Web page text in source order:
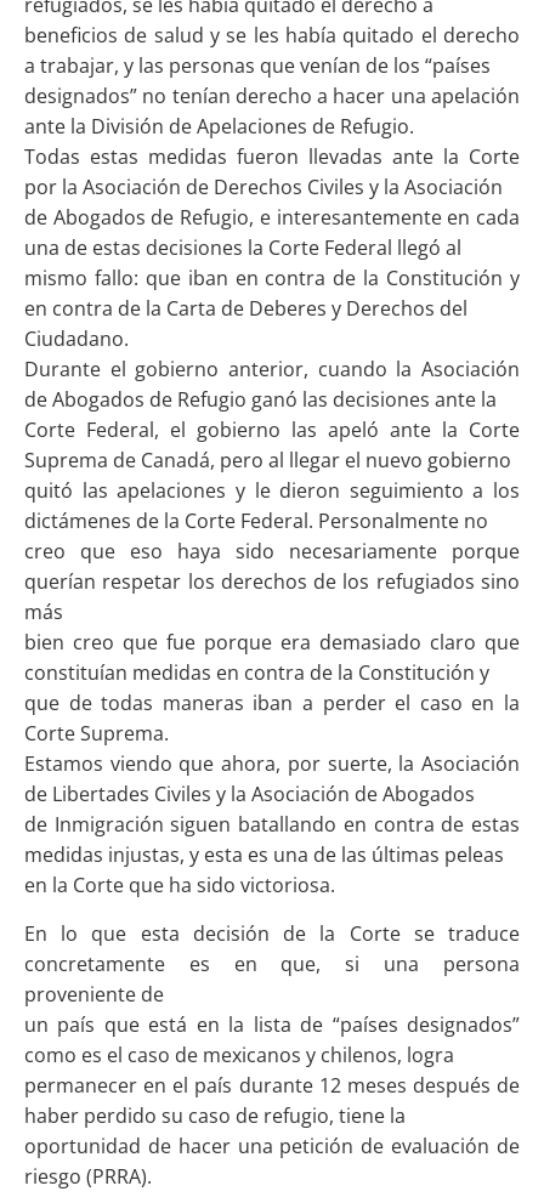
beneficios de salud y se les había quitado el derecho
a trabajar, y las personas que venían de los “países
designados” no tenían derecho a hacer una apelación
ante la División de Apelaciones de Refugio.
Todas estas medidas fueron llevadas ante la Corte
por la Asociación de Derechos Civiles y la Asociación
de Abogados de Refugio, e interesantemente en cada
una de estas decisiones la Corte Federal llegó al
mismo fallo: que iban en contra de la Constitución y
en contra de la Carta de Deberes y Derechos del
Ciudadano.
Durante el gobierno anterior, cuando la Asociación
de Abogados de Refugio ganó las decisiones ante la
Corte Federal, el gobierno las apeló ante la Corte
Suprema de Canadá, pero al llegar el nuevo gobierno
quitó las apelaciones y le dieron seguimiento a los
dictámenes de la Corte Federal. Personalmente no
creo que eso haya sido necesariamente porque
querían respetar los derechos de los refugiados sino
más
bien creo que fue porque era demasiado claro que
constituían medidas en contra de la Constitución y
que de todas maneras iban a perder el caso en la
Corte Suprema.
Estamos viendo que ahora, por suerte, la Asociación
de Libertades Civiles y la Asociación de Abogados
de Inmigración siguen batallando en contra de estas
medidas injustas, y esta es una de las últimas peleas
en la Corte que ha sido victoriosa.
En lo que esta decisión de la Corte se traduce
concretamente es en que, si una persona
proveniente de
un país que está en la lista de “países designados”
como es el caso de mexicanos y chilenos, logra
permanecer en el país durante 12 meses después de
haber perdido su caso de refugio, tiene la
oportunidad de hacer una petición de evaluación de
riesgo (PRRA).